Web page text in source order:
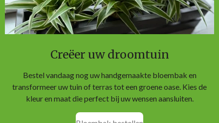
Creëer uw droomtuin
Bestel vandaag nog uw handgemaakte bloembak en
transformeer uw tuin of terras tot een groene oase. Kies de
kleur en maat die perfect bij uw wensen aansluiten.